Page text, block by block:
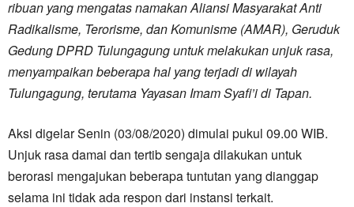
ribuan yang mengatas namakan Aliansi Masyarakat Anti
Radikalisme, Terorisme, dan Komunisme (AMAR), Geruduk
Gedung DPRD Tulungagung untuk melakukan unjuk rasa,
menyampaikan beberapa hal yang terjadi di wilayah
Tulungagung, terutama Yayasan Imam Syafi’i di Tapan.
Aksi digelar Senin (03/08/2020) dimulai pukul 09.00 WIB.
Unjuk rasa damai dan tertib sengaja dilakukan untuk
berorasi mengajukan beberapa tuntutan yang dianggap
selama ini tidak ada respon dari instansi terkait.